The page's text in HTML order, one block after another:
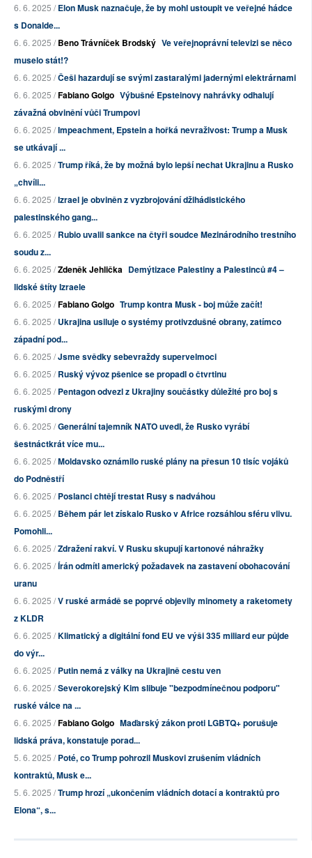
6. 6. 2025 /Elon Musk naznačuje, že by mohl ustoupit ve veřejné hádce
s Donalde...
6. 6. 2025 /Beno Trávníček Brodský Ve veřejnoprávní televizi se něco
muselo stát!?
6. 6. 2025 /Češi hazardují se svými zastaralými jadernými elektrárnami
6. 6. 2025 /Fabiano Golgo Výbušné Epsteinovy nahrávky odhalují
závažná obvinění vůči Trumpovi
6. 6. 2025 /Impeachment, Epstein a hořká nevraživost: Trump a Musk
se utkávají ...
6. 6. 2025 /Trump říká, že by možná bylo lepší nechat Ukrajinu a Rusko
„chvíli...
6. 6. 2025 /Izrael je obviněn z vyzbrojování džihádistického
palestinského gang...
6. 6. 2025 /Rubio uvalil sankce na čtyři soudce Mezinárodního trestního
soudu z...
6. 6. 2025 /Zdeněk Jehlička Demýtizace Palestiny a Palestinců #4 –
lidské štíty Izraele
6. 6. 2025 /Fabiano Golgo Trump kontra Musk - boj může začít!
6. 6. 2025 /Ukrajina usiluje o systémy protivzdušné obrany, zatímco
západní pod...
6. 6. 2025 /Jsme svědky sebevraždy supervelmoci
6. 6. 2025 /Ruský vývoz pšenice se propadl o čtvrtinu
6. 6. 2025 /Pentagon odvezl z Ukrajiny součástky důležité pro boj s
ruskými drony
6. 6. 2025 /Generální tajemník NATO uvedl, že Rusko vyrábí
šestnáctkrát více mu...
6. 6. 2025 /Moldavsko oznámilo ruské plány na přesun 10 tisíc vojáků
do Podněstří
6. 6. 2025 /Poslanci chtějí trestat Rusy s nadváhou
6. 6. 2025 /Během pár let získalo Rusko v Africe rozsáhlou sféru vlivu.
Pomohli...
6. 6. 2025 /Zdražení rakví. V Rusku skupují kartonové náhražky
6. 6. 2025 /Írán odmítl americký požadavek na zastavení obohacování
uranu
6. 6. 2025 /V ruské armádě se poprvé objevily minomety a raketomety
z KLDR
6. 6. 2025 /Klimatický a digitální fond EU ve výši 335 miliard eur půjde
do výr...
6. 6. 2025 /Putin nemá z války na Ukrajině cestu ven
6. 6. 2025 /Severokorejský Kim slibuje "bezpodmínečnou podporu"
ruské válce na ...
6. 6. 2025 /Fabiano Golgo Maďarský zákon proti LGBTQ+ porušuje
lidská práva, konstatuje porad...
5. 6. 2025 /Poté, co Trump pohrozil Muskovi zrušením vládních
kontraktů, Musk e...
5. 6. 2025 /Trump hrozí „ukončením vládních dotací a kontraktů pro
Elona“, s...